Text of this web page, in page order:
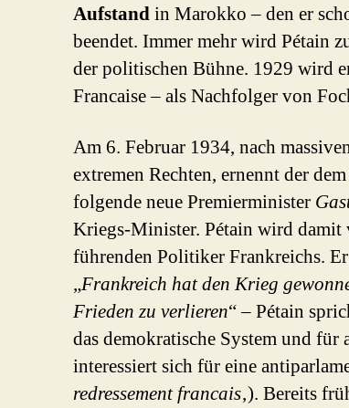
Aufstandin Marokko – den er
beendet. Immer mehr wird Pétain
der politischen Bühne. 1929 wird
Francaise – als Nachfolger von
Am 6. Februar 1934, nach
extremen Rechten, ernennt der
folgende neue Premierminister
Kriegs-Minister. Pétain wird
führenden Politiker Frankreichs.
„Frankreich hat den Krieg
Frieden zu verlieren“ – Pétain
das demokratische System und für
interessiert sich für eine
redressement francais‚). Bereits